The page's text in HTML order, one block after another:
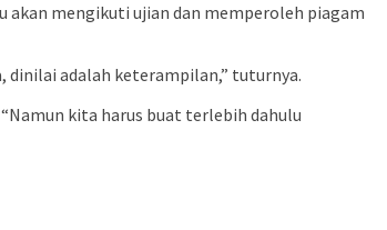
akan mengikuti ujian dan memperoleh piagam
dinilai adalah keterampilan,” tuturnya.
kita harus buat terlebih dahulu